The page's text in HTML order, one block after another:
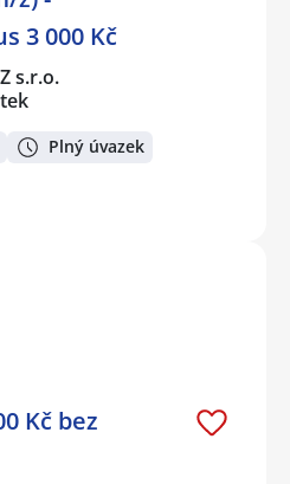
3 000 Kč
s.r.o.
Plný úvazek
Kč bez